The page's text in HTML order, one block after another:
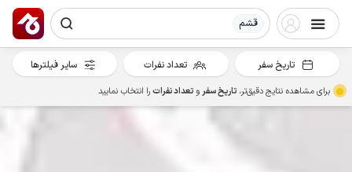
قشم
تاریخ سفر تعداد نفرات سایر فیلترها
برای مشاهده نتایج دقیق‌تر، تاریخ سفرو تعداد نفراترا انتخاب نمایید